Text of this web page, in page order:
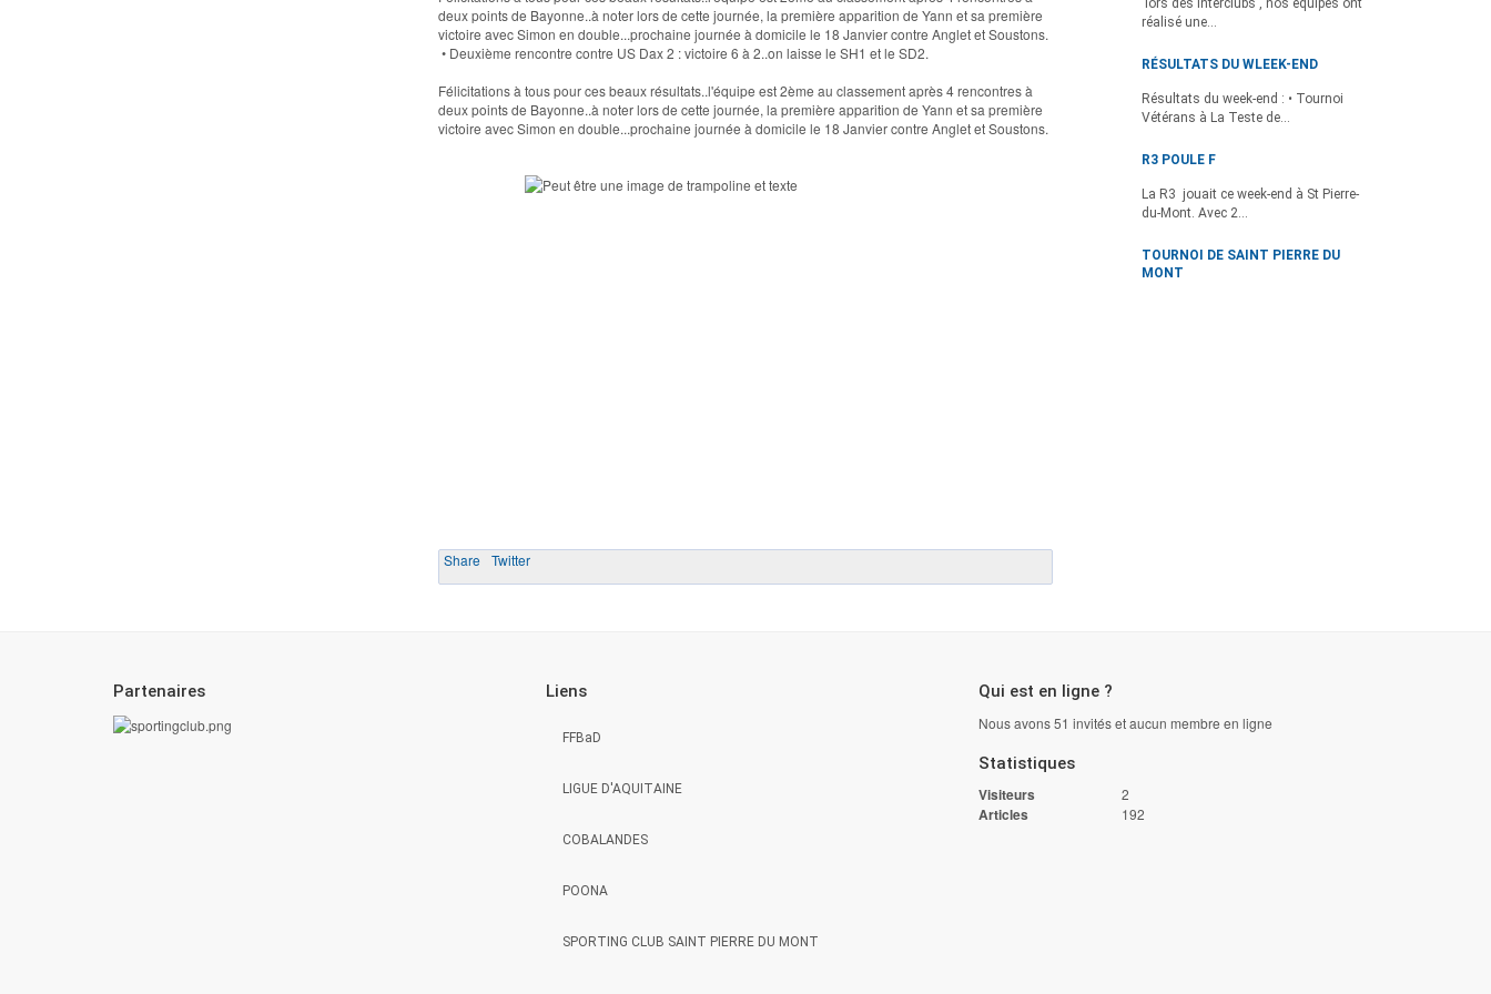
deux points de Bayonne..à noter lors de cette journée, la première apparition de Yann et sa première
victoire avec Simon en double...prochaine journée à domicile le 18 Janvier contre Anglet et Soustons.
• Deuxième rencontre contre US Dax 2 : victoire 6 à 2..on laisse le SH1 et le SD2.
Félicitations à tous pour ces beaux résultats..l'équipe est 2ème au classement après 4 rencontres à
deux points de Bayonne..à noter lors de cette journée, la première apparition de Yann et sa première
victoire avec Simon en double...prochaine journée à domicile le 18 Janvier contre Anglet et Soustons.
Share Twitter
réalisé une...
RÉSULTATS DU WLEEK-END
Résultats du week-end : • Tournoi
Vétérans à La Teste de...
R3 POULE F
La R3 jouait ce week-end à St Pierre-
du-Mont. Avec 2...
TOURNOI DE SAINT PIERRE DU
MONT
Partenaires Liens
FFBaD
LIGUE D'AQUITAINE
COBALANDES
POONA
SPORTING CLUB SAINT PIERRE DU MONT
Qui est en ligne ?
Nous avons 51 invités et aucun membre en ligne
Statistiques
Visiteurs
2
Articles 192